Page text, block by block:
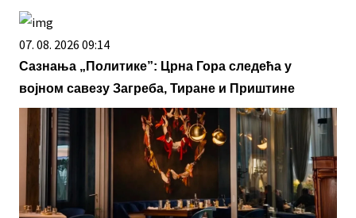
07. 08. 2026 09:14
Сазнања „Политике”: Црна Гора следећа у
војном савезу Загреба, Тиране и Приштине